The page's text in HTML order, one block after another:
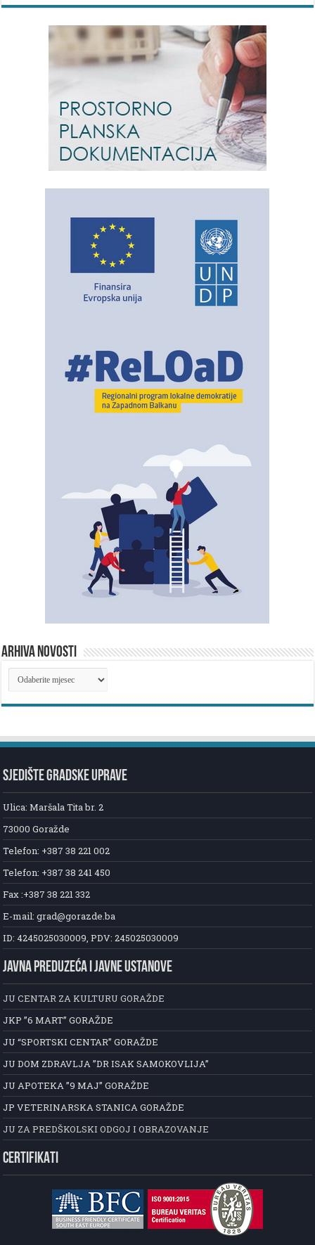
ARHIVA NOVOSTI
ARHIVA
NOVOSTI
SJEDIŠTE GRADSKE UPRAVE
Ulica: Maršala Tita br. 2
73000 Goražde
Telefon: +387 38 221 002
Telefon: +387 38 241 450
Fax :+387 38 221 332
E-mail: grad@gorazde.ba
ID: 4245025030009, PDV: 245025030009
JAVNA PREDUZEĆA I JAVNE USTANOVE
JU CENTAR ZA KULTURU GORAŽDE
JKP ”6 MART” GORAŽDE
JU “SPORTSKI CENTAR” GORAŽDE
JU DOM ZDRAVLJA ”DR ISAK SAMOKOVLIJA”
JU APOTEKA ”9 MAJ” GORAŽDE
JP VETERINARSKA STANICA GORAŽDE
JU ZA PREDŠKOLSKI ODGOJ I OBRAZOVANJE
CERTIFIKATI